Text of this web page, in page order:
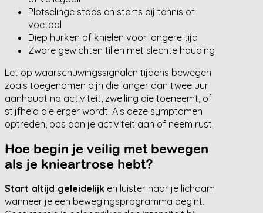
Plotselinge stops en starts bij tennis of
voetbal
Diep hurken of knielen voor langere tijd
Zware gewichten tillen met slechte houding
Let op waarschuwingssignalen tijdens bewegen
zoals toegenomen pijn die langer dan twee uur
aanhoudt na activiteit, zwelling die toeneemt, of
stijfheid die erger wordt. Als deze symptomen
optreden, pas dan je activiteit aan of neem rust.
Hoe begin je veilig met bewegen
als je knieartrose hebt?
Start altijd geleidelijk en luister naar je lichaam
wanneer je een bewegingsprogramma begint.